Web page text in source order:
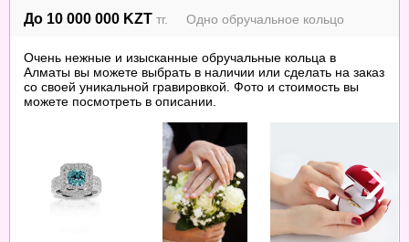
До 10 000 000 KZT тг. Одно обручальное кольцо
Очень нежные и изысканные обручальные кольца в
Алматы вы можете выбрать в наличии или сделать на заказ
со своей уникальной гравировкой. Фото и стоимость вы
можете посмотреть в описании.